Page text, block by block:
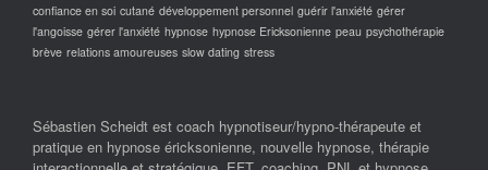
confiance en soi cutané développement personnel guérir l'anxiété gérer
l'angoisse gérer l'anxiété hypnose hypnose Ericksonienne peau psychothérapie
brève relations amoureuses slow dating stress
Sébastien Scheidt est coach hypnotiseur/hypno-thérapeute et
pratique en hypnose éricksonienne, nouvelle hypnose, thérapie